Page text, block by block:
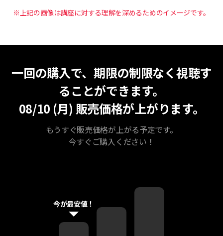
※上記の画像は講座に対する理解を深めるためのイメージです。
一回の購入で、期限の制限なく視聴す
ることができます。
08/10 (月) 販売価格が上がります。
もうすぐ販売価格が上がる予定です。
今すぐご購入ください！
今が最安値！